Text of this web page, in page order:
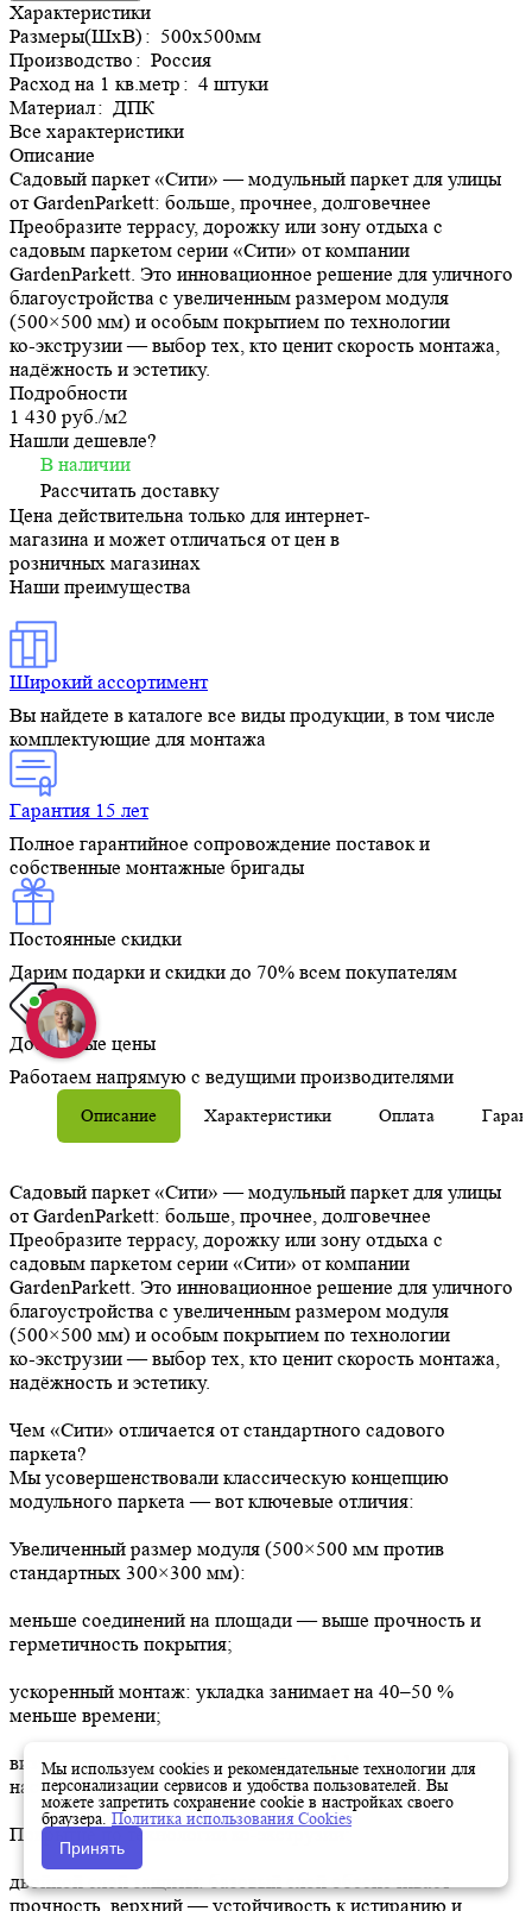
Характеристики
Размеры(ШхВ): 500х500мм
Производство: Россия
Расход на 1 кв.метр: 4 штуки
Материал: ДПК
Все характеристики
Описание
Садовый паркет «Сити» — модульный паркет для улицы
от GardenParkett: больше, прочнее, долговечнее
Преобразите террасу, дорожку или зону отдыха с
садовым паркетом серии «Сити» от компании
GardenParkett. Это инновационное решение для уличного
благоустройства с увеличенным размером модуля
(500×500 мм) и особым покрытием по технологии
ко‑экструзии — выбор тех, кто ценит скорость монтажа,
надёжность и эстетику.
Подробности
1 430 руб./м2
Нашли дешевле?
В наличии
Рассчитать доставку
Цена действительна только для интернет-
магазина и может отличаться от цен в
розничных магазинах
Наши преимущества
Широкий ассортимент
Вы найдете в каталоге все виды продукции, в том числе
комплектующие для монтажа
Гарантия 15 лет
Полное гарантийное сопровождение поставок и
собственные монтажные бригады
Постоянные скидки
Дарим подарки и скидки до 70% всем покупателям
Доступные цены
Работаем напрямую с ведущими производителями
Описание Характеристики Оплата
Садовый паркет «Сити» — модульный паркет для улицы
от GardenParkett: больше, прочнее, долговечнее
Преобразите террасу, дорожку или зону отдыха с
садовым паркетом серии «Сити» от компании
GardenParkett. Это инновационное решение для уличного
благоустройства с увеличенным размером модуля
(500×500 мм) и особым покрытием по технологии
ко‑экструзии — выбор тех, кто ценит скорость монтажа,
надёжность и эстетику.
Чем «Сити» отличается от стандартного садового
паркета?
Мы усовершенствовали классическую концепцию
модульного паркета — вот ключевые отличия:
Увеличенный размер модуля (500×500 мм против
стандартных 300×300 мм):
меньше соединений на площади — выше прочность и
герметичность покрытия;
ускоренный монтаж: укладка занимает на 40–50 %
меньше времени;
визуальная целостность: создаётся эффект сплошного
настила без избыточных швов.
Покрытие по технологии ко‑экструзии:
двойной слой защиты: базовый слой обеспечивает
прочность, верхний — устойчивость к истиранию и
Мы используем cookies и рекомендательные технологии для
персонализации сервисов и удобства пользователей. Вы
можете запретить сохранение cookie в настройках своего
браузера. Политика использования Cookies
Принять